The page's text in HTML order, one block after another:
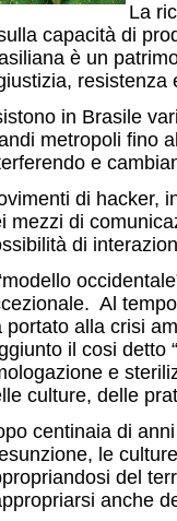
La
capacità di
è un
resistenza
in Brasile
metropoli fino
e
di hacker,
mezzi di
di
Al
portato alla crisi
il cosi detto
e
culture, delle
centinaia di
le
del
anche